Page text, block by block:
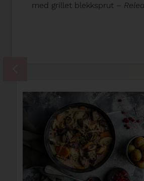
med grillet blekksprut –